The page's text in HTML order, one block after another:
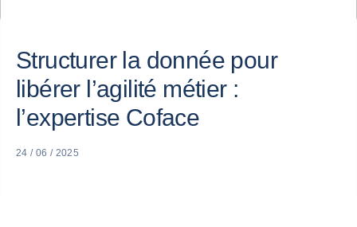
Structurer la donnée pour
libérer l’agilité métier :
l’expertise Coface
24 / 06 / 2025